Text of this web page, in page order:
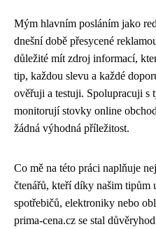
Mým hlavním posláním jako
dnešní době přesycené
důležité mít zdroj informací,
tip, každou slevu a každé
ověřuji a testuji. Spolupracuji s
monitorují stovky online
žádná výhodná příležitost.
Co mě na této práci naplňuje
čtenářů, kteří díky našim tipům
spotřebičů, elektroniky nebo
prima-cena.cz se stal